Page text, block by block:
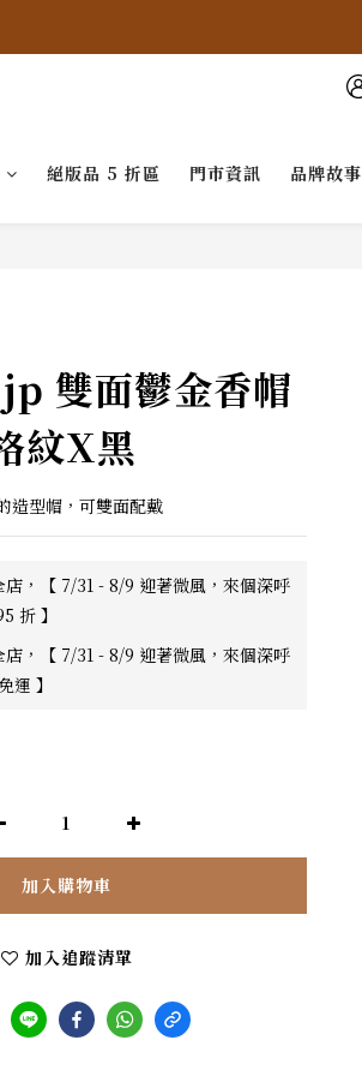
絕版品 5 折區 門市資訊 品牌故事
雙面鬱金香帽
紋X黑
造型帽，可雙面配戴
，【 7/31 - 8/9 迎著微風，來個深呼
折 】
，【 7/31 - 8/9 迎著微風，來個深呼
運 】
加入購物車
加入追蹤清單